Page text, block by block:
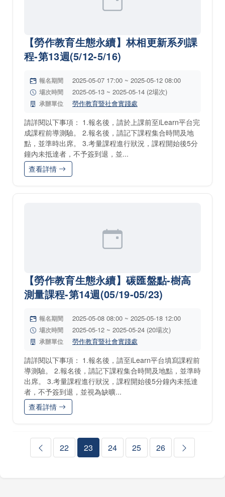
【勞作教育生態永續】林相更新系列課
程-第13週(5/12-5/16)
報名期間 2025-05-07 17:00 ~ 2025-05-12 08:00
場次時間 2025-05-13 ~ 2025-05-14 (2場次)
承辦單位 勞作教育暨社會實踐處
請詳閱以下事項： 1.報名後，請於上課前至iLearn平台完
成課程前導測驗。 2.報名後，請記下課程集合時間及地
點，並準時出席。 3.考量課程進行狀況，課程開始後5分
鐘內未抵達者，不予簽到退，並...
查看詳情
【勞作教育生態永續】碳匯盤點-樹高
測量課程-第14週(05/19-05/23)
報名期間 2025-05-08 08:00 ~ 2025-05-18 12:00
場次時間 2025-05-12 ~ 2025-05-24 (20場次)
承辦單位 勞作教育暨社會實踐處
請詳閱以下事項： 1.報名後，請至iLearn平台填寫課程前
導測驗。 2.報名後，請記下課程集合時間及地點，並準時
出席。 3.考量課程進行狀況，課程開始後5分鐘內未抵達
者，不予簽到退，並視為缺曠...
查看詳情
22 23 24 25 26